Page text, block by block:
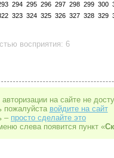
294 295 296 297 298 299 300
323 324 325 326 327 328 329
восприятия: 6
на сайте не
пожалуйста войдите на сайт
– просто сделайте это
слева появится пункт «